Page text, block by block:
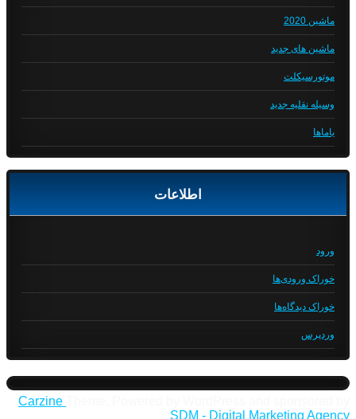
ماشین 2020
ماشین های جدید
موتورسیکلت
وسیله نقلیه جدید
یاماها
اطلاعات
ورود
خوراک ورودی‌ها
خوراک دیدگاه‌ها
وردپرس
Carzine
SDM - Digital Marketing Agency